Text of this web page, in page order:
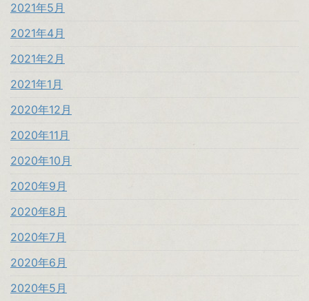
2021年5月
2021年4月
2021年2月
2021年1月
2020年12月
2020年11月
2020年10月
2020年9月
2020年8月
2020年7月
2020年6月
2020年5月